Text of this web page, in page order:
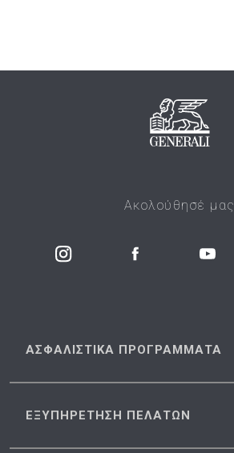
Ακολούθησέ μας
ΑΣΦΑΛΙΣΤΙΚΑ ΠΡΟΓΡΑΜΜΑΤΑ
ΕΞΥΠΗΡΕΤΗΣΗ ΠΕΛΑΤΩΝ